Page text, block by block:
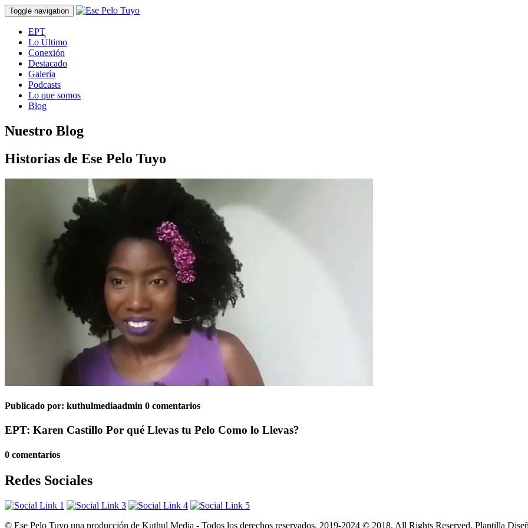
Toggle navigation
EPT
Lo Último
Conexión
Destacado
Galería
Podcasts
Lo que somos
Blog
Nuestro Blog
Historias de Ese Pelo Tuyo
Publicado por: kuthulmediaadmin 0 comentarios
EPT: Karen Castillo Por qué Llevas tu Pelo Como lo Llevas?
0 comentarios
Redes Sociales
© Ese Pelo Tuyo una producción de Kuthul Media - Todos los derechos reservados. 2019-2024 © 2018. All Rights Reserved. Plantilla